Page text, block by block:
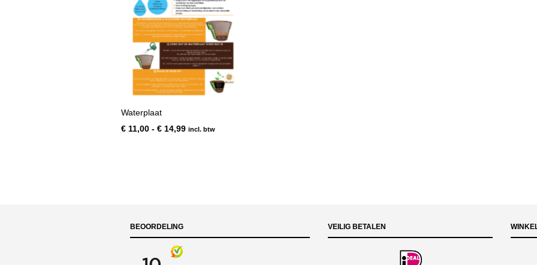
Waterplaat
€ 11,00 - € 14,99Prijsklasse:
incl. btw
BEOORDELING VEILIG BETALEN